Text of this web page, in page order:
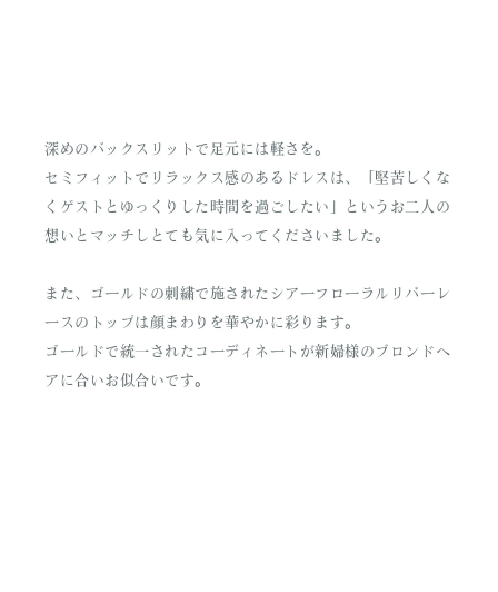
深めのバックスリットで足元には軽さを。
セミフィットでリラックス感のあるドレスは、「堅苦しくな
くゲストとゆっくりした時間を過ごしたい」というお二人の
想いとマッチしとても気に入ってくださいました。
また、ゴールドの刺繍で施されたシアーフローラルリバーレ
ースのトップは顔まわりを華やかに彩ります。
ゴールドで統一されたコーディネートが新婦様のブロンドへ
アに合いお似合いです。